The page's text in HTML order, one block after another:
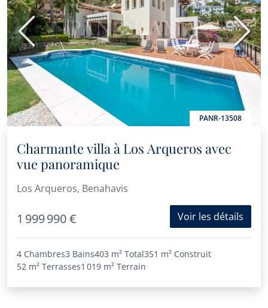
PANR-13508
Précédent
Charmante villa à Los Arqueros avec
vue panoramique
Los Arqueros, Benahavis
1 999 990 € Voir les détails
4 Chambres3 Bains403 m² Total351 m² Construit
52 m² Terrasses1 019 m² Terrain